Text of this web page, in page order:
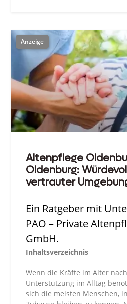
Altenpflege
Oldenburg:
vertrauter
Ein Ratgeber mit
PAO – Private
GmbH.
Inhaltsverzeichnis
Wenn die Kräfte im Alter
Unterstützung im Alltag
sich die meisten Menschen,